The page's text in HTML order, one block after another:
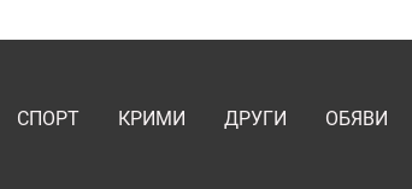
СПОРТ КРИМИ ДРУГИ ОБЯВИ